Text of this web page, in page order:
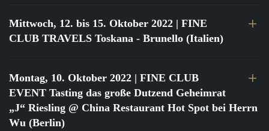
Mittwoch, 12. bis 15. Oktober 2022 | FINE
CLUB TRAVELS Toskana - Brunello (Italien)
Montag, 10. Oktober 2022 | FINE CLUB
EVENT Tasting das große Dutzend Geheimrat
„J“ Riesling @ China Restaurant Hot Spot bei Herrn
Wu (Berlin)